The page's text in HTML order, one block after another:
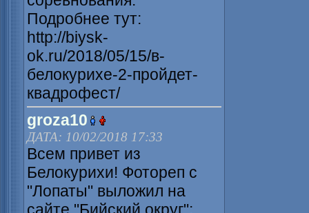
Подробнее тут:
http://biysk-
ok.ru/2018/05/15/в-
белокурихе-2-пройдет-
квадрофест/
groza10
ДАТА: 10/02/2018 17:33
Всем привет из
Белокурихи! Фотореп с
"Лопаты" выложил на